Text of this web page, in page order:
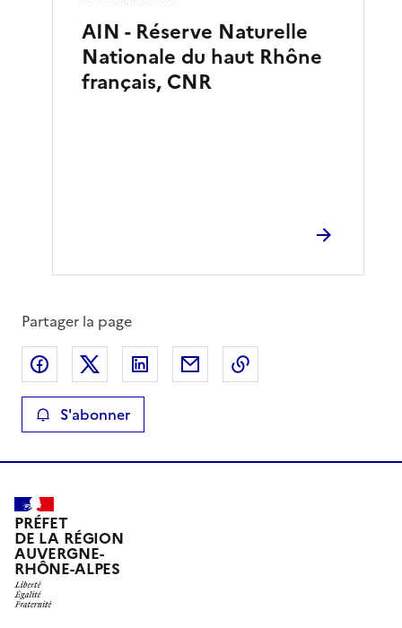
AIN - Réserve Naturelle
Nationale du haut Rhône
français, CNR
Partager la page
Partager sur Facebook
Partager sur XPartager sur LinkedIn
Partager par email
S'abonner
PRÉFET
DE LA RÉGION
AUVERGNE-
RHÔNE-ALPES